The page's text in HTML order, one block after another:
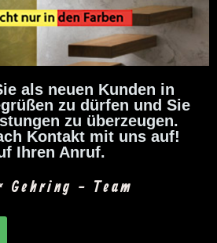
als neuen Kunden in
zu dürfen und Sie
zu überzeugen.
Kontakt mit uns auf!
Ihren Anruf.
- Team